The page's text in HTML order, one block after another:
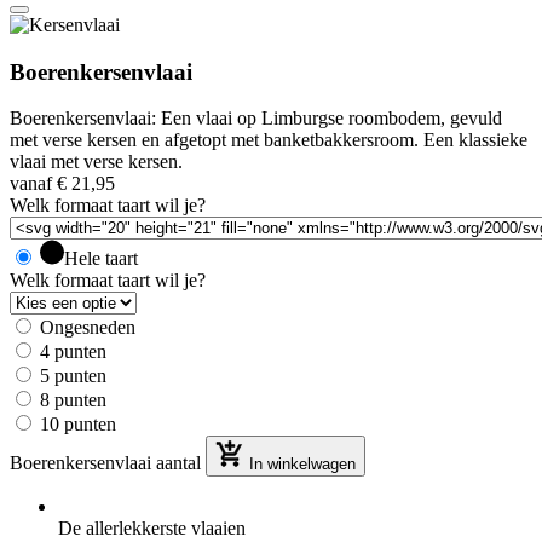
Boerenkersenvlaai
Boerenkersenvlaai: Een vlaai op Limburgse roombodem, gevuld
met verse kersen en afgetopt met banketbakkersroom. Een klassieke
vlaai met verse kersen.
vanaf € 21,95
Welk formaat taart wil je?
Hele taart
Welk formaat taart wil je?
Ongesneden
4 punten
5 punten
8 punten
10 punten
Boerenkersenvlaai aantal
In winkelwagen
De allerlekkerste vlaaien